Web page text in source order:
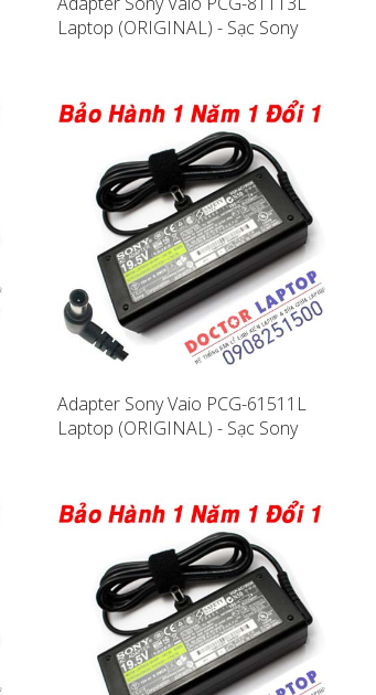
Laptop (ORIGINAL) - Sạc Sony
Adapter Sony Vaio PCG-61511L
Laptop (ORIGINAL) - Sạc Sony